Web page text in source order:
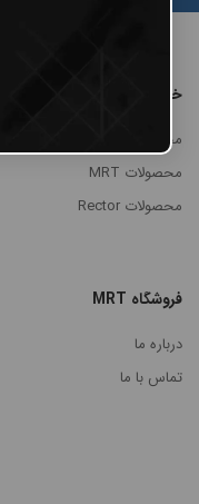
مرتب
سازی
اساس
جدیدترین
خرید
محصولات Cheyenne
محصولات MRT
محصولات Rector
فروشگاه MRT
درباره ما
تماس با ما